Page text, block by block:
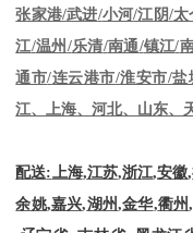
张家港/武进/小河/江阴/太
江/温州/乐清/南通/镇江/
通市/连云港市/淮安市/盐
江、上海、河北、山东、
配送: 上海,江苏,浙江,安徽,
余姚,嘉兴,湖州,金华,衢州,